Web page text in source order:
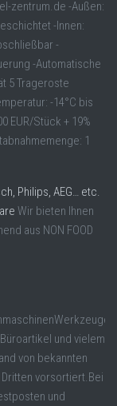
zentrum.de -Außen:
-Innen:
-
-Automatische
5 Trageroste
-14°C bis
EUR/Stück + 19%
1
Philips, AEG… etc.
Wir bieten Ihnen
aus NON FOOD
und vielem
von bekannten
vorsortiert.Bei
und